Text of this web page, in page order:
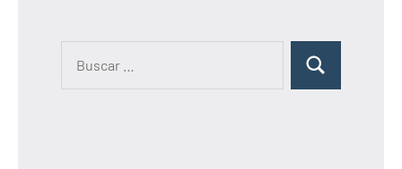
B